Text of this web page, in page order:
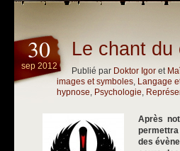
30
sep 2012
Le chant du
Publié par Doktor Igor et
images et symboles, Langage
hypnose, Psychologie,
Après
permettra
des